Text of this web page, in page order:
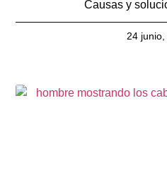
Causas y
24